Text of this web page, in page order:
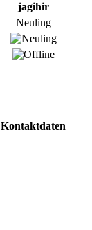
jagihir
Neuling
Kontaktdaten